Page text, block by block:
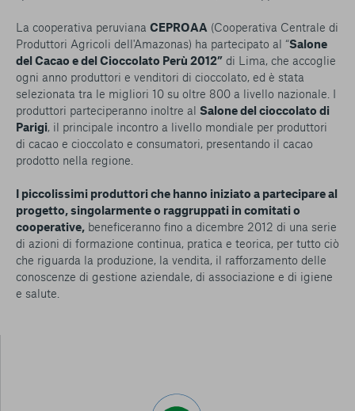
La cooperativa peruviana CEPROAA (Cooperativa Centrale di
Produttori Agricoli dell'Amazonas) ha partecipato al “Salone
del Cacao e del Cioccolato Perù 2012” di Lima, che accoglie
ogni anno produttori e venditori di cioccolato, ed è stata
selezionata tra le migliori 10 su oltre 800 a livello nazionale. I
produttori parteciperanno inoltre al Salone del cioccolato di
Parigi, il principale incontro a livello mondiale per produttori
di cacao e cioccolato e consumatori, presentando il cacao
prodotto nella regione.
I piccolissimi produttori che hanno iniziato a partecipare al
progetto, singolarmente o raggruppati in comitati o
cooperative, beneficeranno fino a dicembre 2012 di una serie
di azioni di formazione continua, pratica e teorica, per tutto ciò
che riguarda la produzione, la vendita, il rafforzamento delle
conoscenze di gestione aziendale, di associazione e di igiene
e salute.